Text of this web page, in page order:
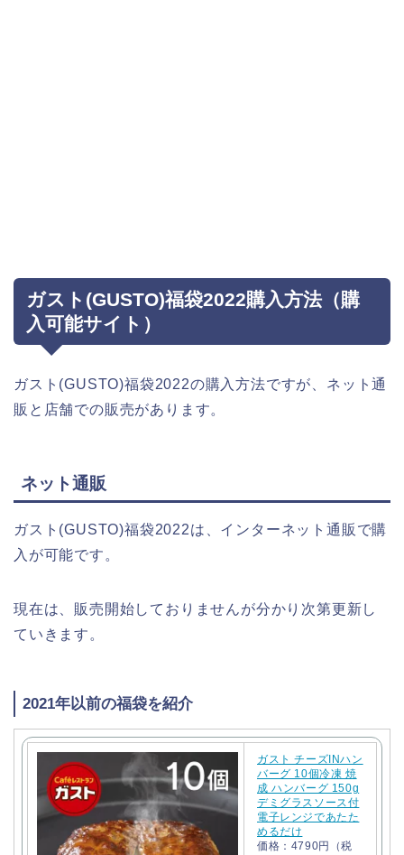
ガスト(GUSTO)福袋2022購入方法（購
入可能サイト）
ガスト(GUSTO)福袋2022の購入方法ですが、ネット通
販と店舗での販売があります。
ネット通販
ガスト(GUSTO)福袋2022は、インターネット通販で購
入が可能です。
現在は、販売開始しておりませんが分かり次第更新し
ていきます。
2021年以前の福袋を紹介
ガスト チーズINハン
バーグ 10個冷凍 焼
成 ハンバーグ 150g
デミグラスソース付
電子レンジであたた
めるだけ
価格：4790円（税